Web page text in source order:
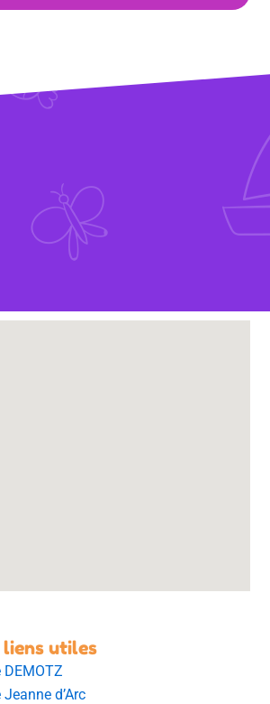
liens utiles
DEMOTZ
Jeanne d’Arc